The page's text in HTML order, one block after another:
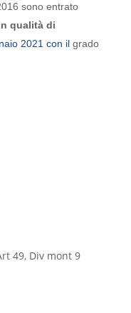
sono entrato
qualità di
2021 con il grado
49, Div mont 9